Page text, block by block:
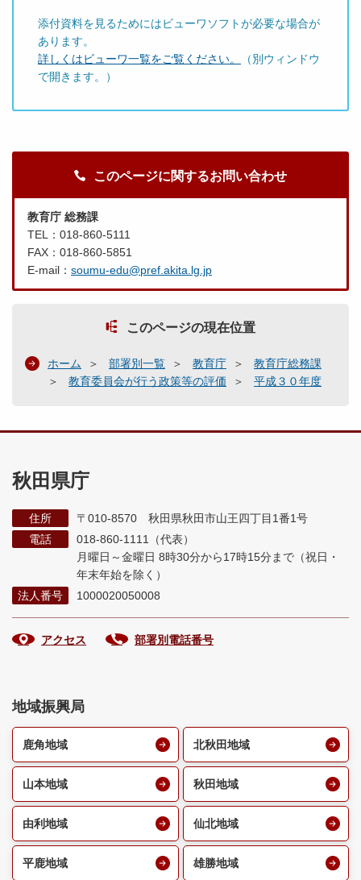
添付資料を見るためにはビューワソフトが必要な場合が
あります。
詳しくはビューワ一覧をご覧ください。
（別ウィンドウ
で開きます。）
このページに関するお問い合わせ
教育庁 総務課
TEL：018-860-5111
FAX：018-860-5851
E-mail： soumu-edu@pref.akita.lg.jp
このページの現在位置
ホーム 部署別一覧 教育庁
教育庁総務課
教育委員会が行う政策等の評価
平成３０年度
秋田県庁
住所
〒010-8570 秋田県秋田市山王四丁目1番1号
電話
018-860-1111（代表）
月曜日～金曜日 8時30分から17時15分まで （祝日・
年末年始を除く）
法人番号
1000020050008
アクセス 部署別電話番号
地域振興局
鹿角地域 北秋田地域
山本地域 秋田地域
由利地域 仙北地域
平鹿地域 雄勝地域